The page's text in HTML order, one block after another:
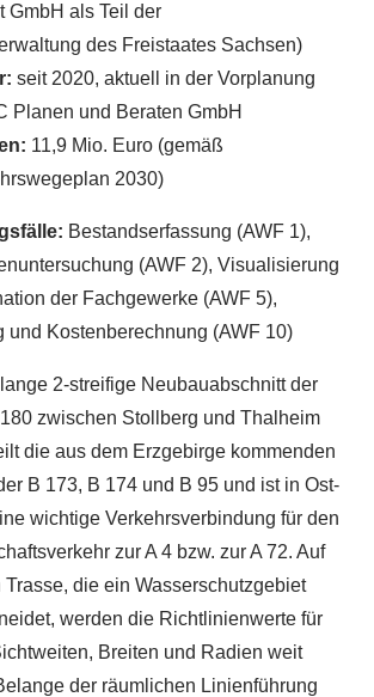
GmbH als Teil der
des Freistaates Sachsen)
seit 2020, aktuell in der Vorplanung
Planen und Beraten GmbH
11,9 Mio. Euro (gemäß
2030)
Bestandserfassung (AWF 1),
(AWF 2), Visualisierung
der Fachgewerke (AWF 5),
und Kostenberechnung (AWF 10)
2-streifige Neubauabschnitt der
zwischen Stollberg und Thalheim
die aus dem Erzgebirge kommenden
B 173, B 174 und B 95 und ist in Ost-
wichtige Verkehrsverbindung für den
zur A 4 bzw. zur A 72. Auf
die ein Wasserschutzgebiet
werden die Richtlinienwerte für
Breiten und Radien weit
der räumlichen Linienführung